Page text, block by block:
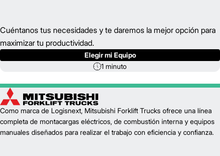
Cuéntanos tus necesidades y te daremos la mejor opción para
maximizar tu productividad.
Elegir mi Equipo
1 minuto
Como marca de Logisnext, Mitsubishi Forklift Trucks ofrece una línea
completa de montacargas eléctricos, de combustión interna y equipos
manuales diseñados para realizar el trabajo con eficiencia y confianza.